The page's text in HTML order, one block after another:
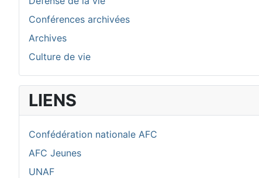
Conférences archivées
Archives
Culture de vie
LIENS
Confédération nationale AFC
AFC Jeunes
UNAF